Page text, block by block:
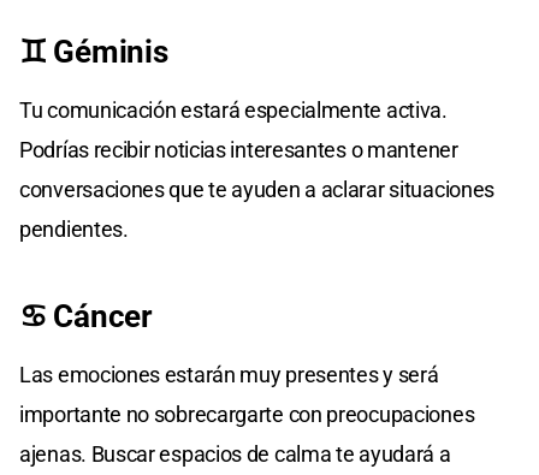
♊ Géminis
Tu comunicación estará especialmente activa.
Podrías recibir noticias interesantes o mantener
conversaciones que te ayuden a aclarar situaciones
pendientes.
♋ Cáncer
Las emociones estarán muy presentes y será
importante no sobrecargarte con preocupaciones
ajenas. Buscar espacios de calma te ayudará a